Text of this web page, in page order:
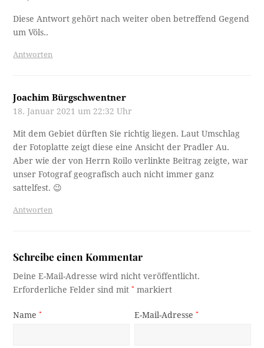
Diese Antwort gehört nach weiter oben betreffend Gegend
um Völs..
Antworten
Joachim Bürgschwentner
18. Januar 2021 um 22:32 Uhr
Mit dem Gebiet dürften Sie richtig liegen. Laut Umschlag
der Fotoplatte zeigt diese eine Ansicht der Pradler Au.
Aber wie der von Herrn Roilo verlinkte Beitrag zeigte, war
unser Fotograf geografisch auch nicht immer ganz
sattelfest. 😉
Antworten
Schreibe einen Kommentar
Deine E-Mail-Adresse wird nicht veröffentlicht.
Erforderliche Felder sind mit* markiert
Name* E-Mail-Adresse*